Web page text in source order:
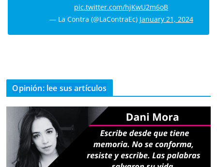
pic.twitter.com/hjKwU2m6oB
— La Contra (@LaContraEc) January 21, 2024
Opinión: lee sus artículos